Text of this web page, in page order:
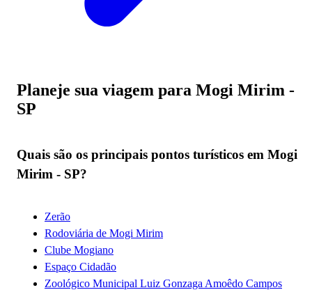
Planeje sua viagem para Mogi Mirim -
SP
Quais são os principais pontos turísticos em Mogi
Mirim - SP?
Zerão
Rodoviária de Mogi Mirim
Clube Mogiano
Espaço Cidadão
Zoológico Municipal Luiz Gonzaga Amoêdo Campos